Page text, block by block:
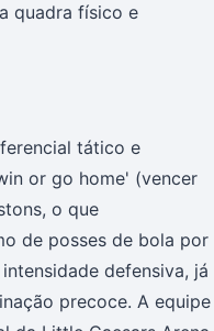
quadra físico e
tático e
or go home' (vencer
o que
de posses de bola por
defensiva, já
precoce. A equipe